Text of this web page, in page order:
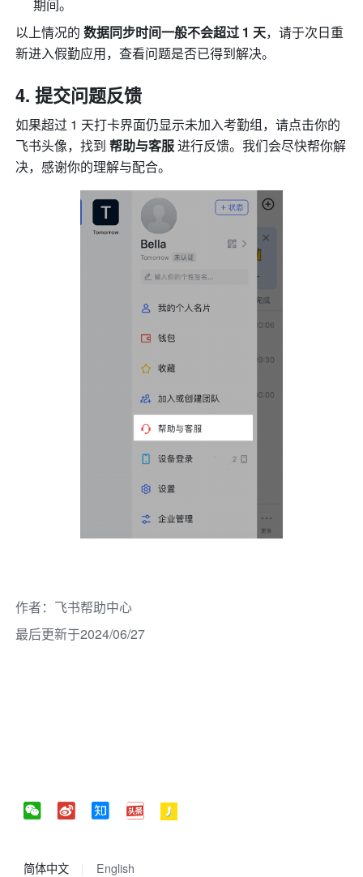
期间。
以上情况的 数据同步时间一般不会超过 1 天，请于次日重
新进入假勤应用，查看问题是否已得到解决。
提交问题反馈
如果超过 1 天打卡界面仍显示未加入考勤组，请点击你的
飞书头像，找到 帮助与客服 进行反馈。我们会尽快帮你解
决，感谢你的理解与配合。
作者： 飞书帮助中心
最后更新于2024/06/27
简体中文 English